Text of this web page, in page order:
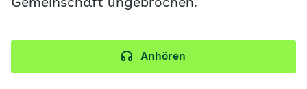
Gemeinschaft ungebrochen.
Anhören